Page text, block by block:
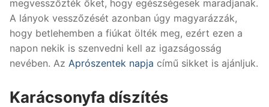
megvesszőzték őket, hogy egészségesek maradjanak.
A lányok vesszőzését azonban úgy magyarázzák,
hogy betlehemben a fiúkat ölték meg, ezért ezen a
napon nekik is szenvedni kell az igazságosság
nevében. Az Aprószentek napja című sikket is ajánljuk.
Karácsonyfa díszítés